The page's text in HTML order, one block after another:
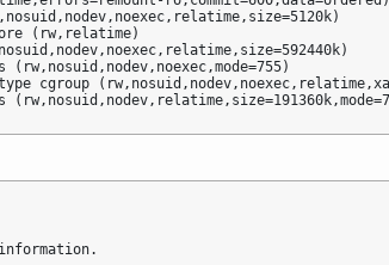
(rw,relatime)
cgroup